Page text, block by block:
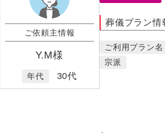
ご依頼主情報
Y.M様
年代 30代
葬儀プラン情
ご利用プラン名
宗派